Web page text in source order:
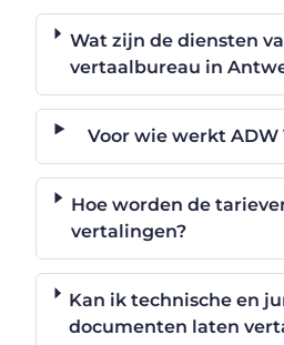
Wat zijn de diensten
vertaalbureau in
Voor wie werkt
Hoe worden de
vertalingen?
Kan ik technische en
documenten laten